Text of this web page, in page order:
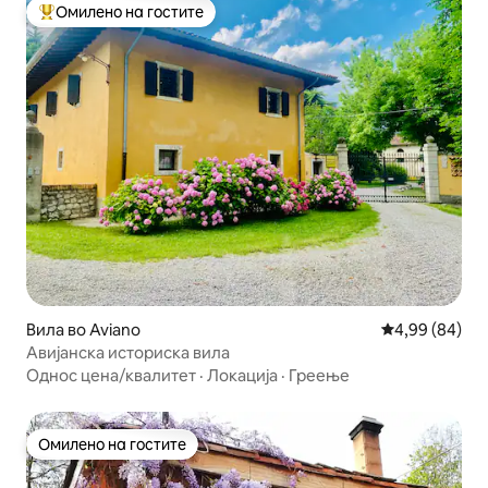
Меѓу најуспешните „Омилени на гостите“
Омилено на гостите
Вила во Aviano Просечна
4,99 (84)
Авијанска историска вила
Однос цена/квалитет · Локација · Греење
Омилено на гостите
Омилено на гостите